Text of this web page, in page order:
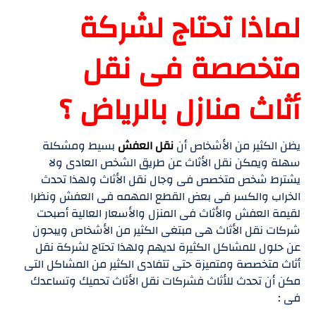
لماذا تحتاج لشركة
متخصصة فى نقل
أثاث منازل بالرياض ؟
يظن الكثير من الأشخاص أننقل العفش بسيط ومشكلة
سهلة ويمكن نقل الأثاث عن طريق الشخص العادى ولا
يشترط شخص متخصص فى وجال نقل الأثاث ولهذا تحدث
الخراب والكسر فى بعض القطع المهمه فى العفش ونظرا
لقيمة العفش والأثاث فى المنزل والأسعار العالية أصبحت
شركات نقل الأثاث هى مبتغى الكثير من الأشخاص ويبحون
عن حلول للمشاكل الكثيرة لديهم ولهذا تحتاج لشركة نقل
أثاث متخصصة ومتميزة حتى تتفادى الكثير من المشاكل التى
مكن أن تحدث للأثاث فشركات نقل الأثاث تحميك وتساعدك
فى :